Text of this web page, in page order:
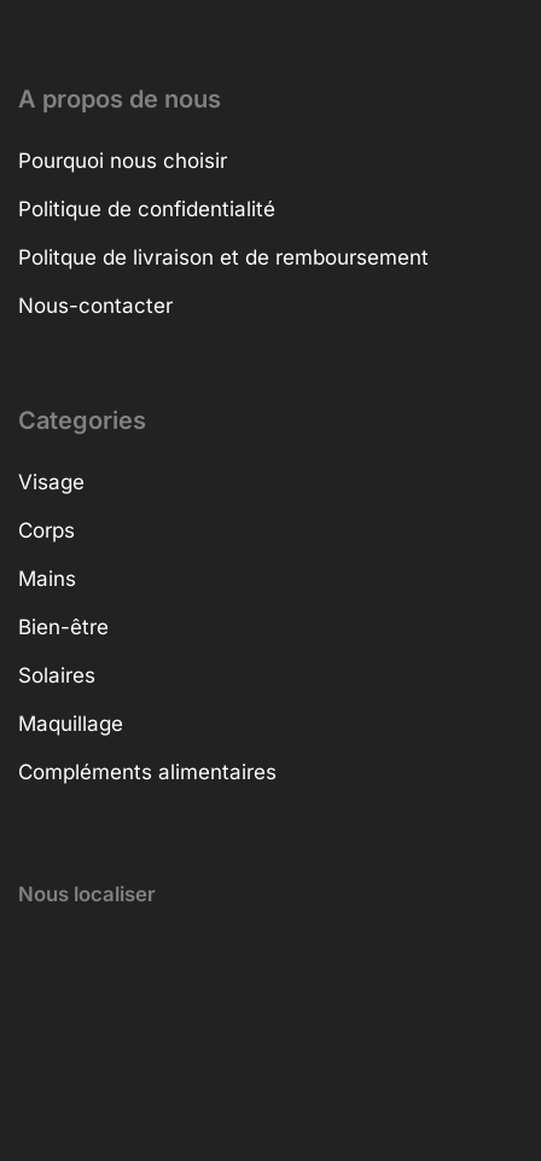
A propos de nous
Pourquoi nous choisir
Politique de confidentialité
Politque de livraison et de remboursement
Nous-contacter
Categories
Visage
Corps
Mains
Bien-être
Solaires
Maquillage
Compléments alimentaires
Nous localiser